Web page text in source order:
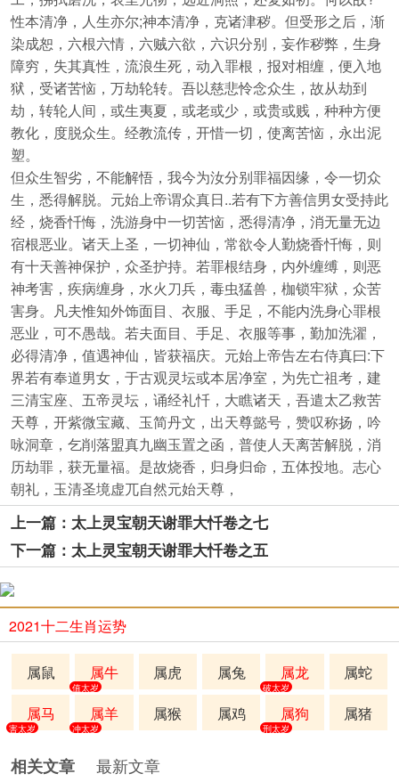
性本清净，人生亦尔;神本清净，克诸津秽。但受形之后，渐
染成恕，六根六情，六贼六欲，六识分别，妄作秽弊，生身
障穷，失其真性，流浪生死，动入罪根，报对相缠，便入地
狱，受诸苦恼，万劫轮转。吾以慈悲怜念众生，故从劫到
劫，转轮人间，或生夷夏，或老或少，或贵或贱，种种方便
教化，度脱众生。经教流传，开惜一切，使离苦恼，永出泥
塑。
但众生智劣，不能解悟，我今为汝分别罪福因缘，令一切众
生，悉得解脱。元始上帝谓众真日..若有下方善信男女受持此
经，烧香忏悔，洗游身中一切苦恼，悉得清净，消无量无边
宿根恶业。诸天上圣，一切神仙，常欲令人勤烧香忏悔，则
有十天善神保护，众圣护持。若罪根结身，内外缠缚，则恶
神考害，疾病缠身，水火刀兵，毒虫猛兽，枷锁牢狱，众苦
害身。凡夫惟知外饰面目、衣服、手足，不能内洗身心罪根
恶业，可不愚哉。若夫面目、手足、衣服等事，勤加洗濯，
必得清净，值遇神仙，皆获福庆。元始上帝告左右侍真曰:下
界若有奉道男女，于古观灵坛或本居净室，为先亡祖考，建
三清宝座、五帝灵坛，诵经礼忏，大瞧诸天，吾遣太乙救苦
天尊，开紫微宝藏、玉简丹文，出天尊懿号，赞叹称扬，吟
咏洞章，乞削落盟真九幽玉置之函，普使人天离苦解脱，消
历劫罪，获无量福。是故烧香，归身归命，五体投地。志心
朝礼，玉清圣境虚兀自然元始天尊，
上一篇：太上灵宝朝天谢罪大忏卷之七
下一篇：太上灵宝朝天谢罪大忏卷之五
2021十二生肖运势
属鼠 属牛
值太岁
属虎 属兔 属龙
破太岁
属蛇
属马
害太岁
属羊
冲太岁
属猴 属鸡 属狗
刑太岁
属猪
相关文章 最新文章